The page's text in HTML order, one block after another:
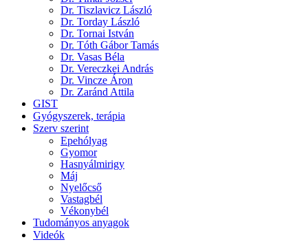
Dr. Tiszlavicz László
Dr. Torday László
Dr. Tornai István
Dr. Tóth Gábor Tamás
Dr. Vasas Béla
Dr. Vereczkei András
Dr. Vincze Áron
Dr. Zaránd Attila
GIST
Gyógyszerek, terápia
Szerv szerint
Epehólyag
Gyomor
Hasnyálmirigy
Máj
Nyelőcső
Vastagbél
Vékonybél
Tudományos anyagok
Videók